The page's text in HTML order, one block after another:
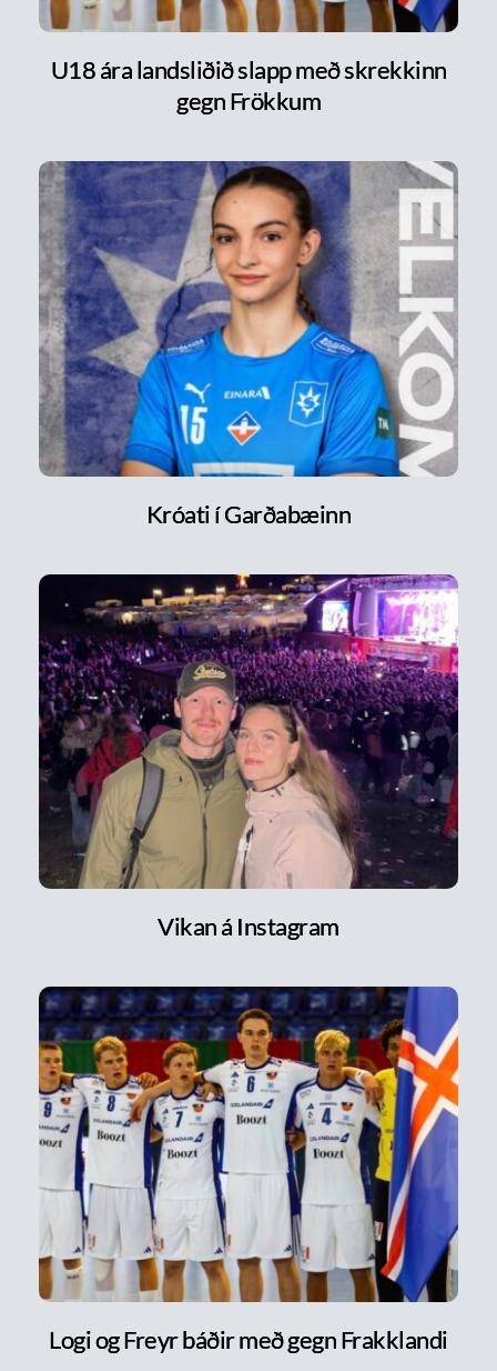
U18 ára landsliðið slapp með skrekkinn
gegn Frökkum
Króati í Garðabæinn
Vikan á Instagram
Logi og Freyr báðir með gegn Frakklandi